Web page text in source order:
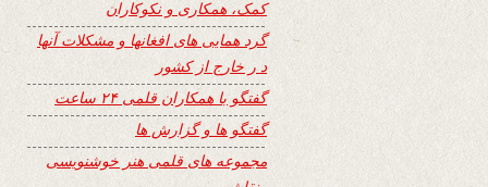
کمک، همکاری و نکوکاران
گرد همایی های افغانها و مشکلات آنها
د ر خارج از کشور
گفتگو با همکاران قلمی ۲۴ ساعت
گفتگو ها و گزارش ها
مجموعه های قلمی هنر خوشنویسی